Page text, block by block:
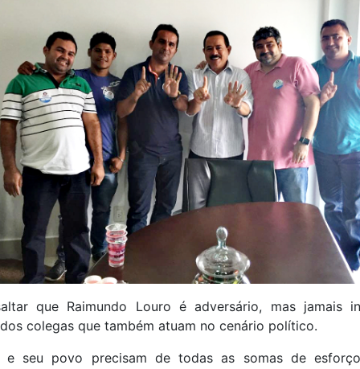
que Raimundo Louro é adversário, mas jamais
colegas que também atuam no cenário político.
e seu povo precisam de todas as somas de